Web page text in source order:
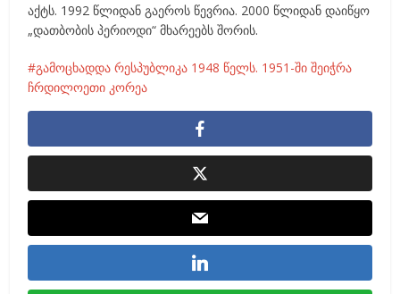
აქტს. 1992 წლიდან გაეროს წევრია. 2000 წლიდან დაიწყო
„დათბობის პერიოდი“ მხარეებს შორის.
გამოცხადდა რესპუბლიკა 1948 წელს. 1951-ში შეიჭრა
ჩრდილოეთი კორეა